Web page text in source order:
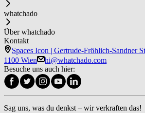
whatchado
Über whatchado
Kontakt
Spaces Icon | Gertrude-Fröhlich-Sandner
1100 Wien
hi@whatchado.com
Besuche uns auch hier:
Sag uns, was du denkst – wir verkraften das!